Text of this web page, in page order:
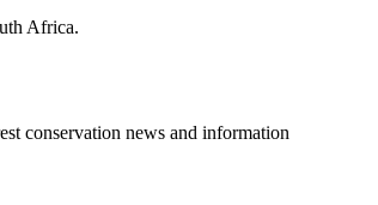
Africa.
conservation news and information